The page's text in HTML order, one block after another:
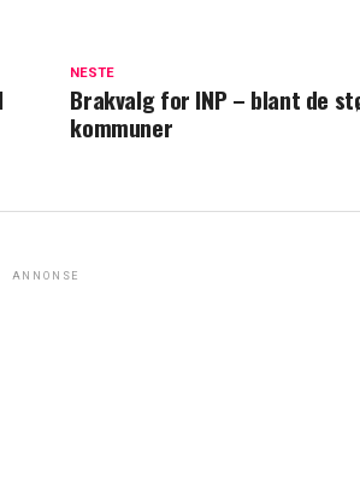
NESTE
Brakvalg for INP – blant de
kommuner
ANNONSE